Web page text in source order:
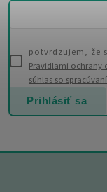
potvrdzujem, že
Pravidlami ochrany
súhlas so
Prihlásiť sa